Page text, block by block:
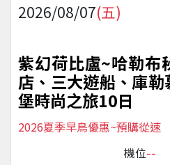
2026/08/07(五)
紫幻荷比盧~哈勒布
店、三大遊船、庫
堡時尚之旅10日
2026夏季早鳥優惠~預購從速
機位--